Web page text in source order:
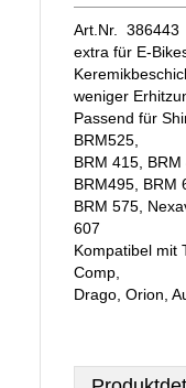
Art.Nr. 386443
extra für E-
weniger
Passend für
BRM525,
BRM 415,
BRM495, BRM
BRM 575,
607
Kompatibel mit
Comp,
Drago, Orion,